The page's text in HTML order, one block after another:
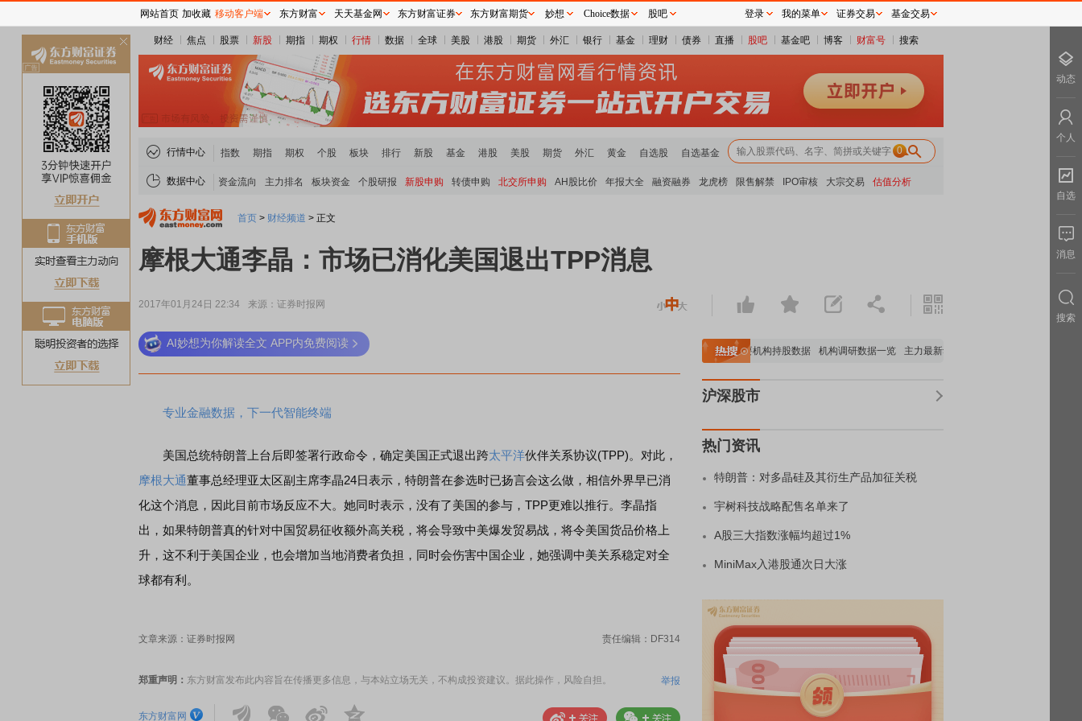
财经 焦点 股票 新股 期指 期权 行情 数据 全球 美股 港股 期货 外汇 银行 基金 理财 债券 直播 股吧 基金吧 博客 财富号 搜索
行情中心 指数 期指 期权 个股 板块 排行 新股 基金 港股 美股 期货 外汇 黄金 自选股 自选基金 0
数据中心 资金流向 主力排名 板块资金 个股研报 新股申购 转债申购 北交所申购 AH股比价 年报大全 融资融券 龙虎榜 限售解禁 IPO审核 大宗交易 估值分析
首页 > 财经频道 > 正文
摩根大通李晶：市场已消化美国退出TPP消息
2017年01月24日 22:34 来源：证券时报网
AI妙想为你解读全文 APP内免费阅读
专业金融数据，下一代智能终端
美国总统特朗普上台后即签署行政命令，确定美国正式退出跨太平洋伙伴关系协议(TPP)。对此，
摩根大通董事总经理亚太区副主席李晶24日表示，特朗普在参选时已扬言会这么做，相信外界早已消
化这个消息，因此目前市场反应不大。她同时表示，没有了美国的参与，TPP更难以推行。李晶指
出，如果特朗普真的针对中国贸易征收额外高关税，将会导致中美爆发贸易战，将令美国货品价格上
升，这不利于美国企业，也会增加当地消费者负担，同时会伤害中国企业，她强调中美关系稳定对全
球都有利。
文章来源：证券时报网 责任编辑：DF314
郑重声明： 东方财富发布此内容旨在传播更多信息，与本站立场无关，不构成投资建议。据此操作，风险自担。 举报
东方财富网
稀土板块领涨 A股估值分析全览 重要机构持股数据 机构调研数据一览 主力最新动向
沪深股市
热门资讯
特朗普：对多晶硅及其衍生产品加征关税
宇树科技战略配售名单来了
A股三大指数涨幅均超过1%
MiniMax入港股通次日大涨
网站首页 加收藏 移动客户端 东方财富 天天基金网 东方财富证券 东方财富期货 妙想 Choice数据 股吧 登录 我的菜单 证券交易 基金交易
动态
个人
自选
消息
搜索
关